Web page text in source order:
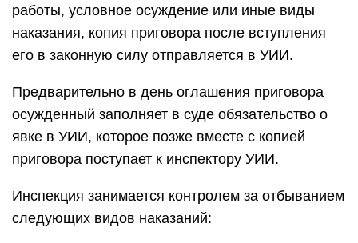
работы, условное осуждение или иные виды
наказания, копия приговора после вступления
его в законную силу отправляется в УИИ.
Предварительно в день оглашения приговора
осужденный заполняет в суде обязательство о
явке в УИИ, которое позже вместе с копией
приговора поступает к инспектору УИИ.
Инспекция занимается контролем за отбыванием
следующих видов наказаний: